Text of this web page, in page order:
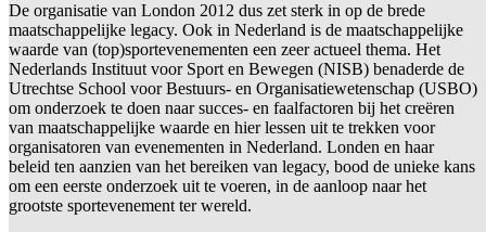
De organisatie van London 2012 dus zet sterk in op de brede
maatschappelijke legacy. Ook in Nederland is de maatschappelijke
waarde van (top)sportevenementen een zeer actueel thema. Het
Nederlands Instituut voor Sport en Bewegen (NISB) benaderde de
Utrechtse School voor Bestuurs- en Organisatiewetenschap (USBO)
om onderzoek te doen naar succes- en faalfactoren bij het creëren
van maatschappelijke waarde en hier lessen uit te trekken voor
organisatoren van evenementen in Nederland. Londen en haar
beleid ten aanzien van het bereiken van legacy, bood de unieke kans
om een eerste onderzoek uit te voeren, in de aanloop naar het
grootste sportevenement ter wereld.